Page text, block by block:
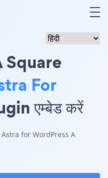
Square
For
एम्बेड करें
के Astra for WordPress A